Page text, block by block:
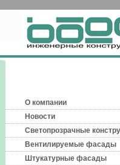
О компании
Новости
Светопрозрачные
Вентилируемые фасады
Штукатурные фасады